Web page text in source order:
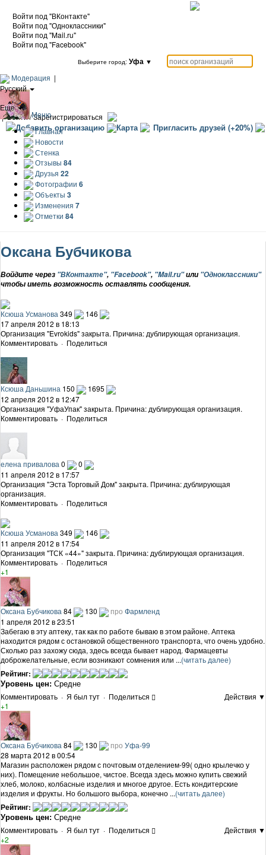
Войти под "ВКонтакте"
Войти под "Одноклассники"
Войти под "Mail.ru"
Войти под "Facebook"
Выберите город: Уфа ▼
Модерация |
Русский
Еще
|Войти / Зарегистрироваться
Добавить организацию Карта Пригласить друзей (+20%)
Меню
Главная
Новости
Стенка
Отзывы 84
Друзья 22
Фотографии 6
Объекты 3
Изменения 7
Отметки 84
Оксана Бубчикова
Войдите через "ВКонтакте", "Facebook", "Mail.ru"или "Одноклассники"
чтобы иметь возможность оставлять сообщения.
Ксюша Усманова 349
146
17 апреля 2012 в 18:13
Организация "Evrokids" закрыта. Причина: дублирующая организация.
Комментировать · Поделиться
Ксюша Даньшина 150
1695
12 апреля 2012 в 12:47
Организация "УфаУпак" закрыта. Причина: дублирующая организация.
Комментировать · Поделиться
елена привалова 0
0
11 апреля 2012 в 17:57
Организация "Эста Торговый Дом" закрыта. Причина: дублирующая
организация.
Комментировать · Поделиться
Ксюша Усманова 349
146
11 апреля 2012 в 17:54
Организация "ТСК «44»" закрыта. Причина: дублирующая организация.
Комментировать · Поделиться
+1
Оксана Бубчикова 84 130 про Фармленд
1 апреля 2012 в 23:51
Забегаю в эту аптеку, так как по работе бываю в этом районе. Аптека
находится рядом с остановкой общественного транспорта, что очень удобно.
Сколько раз захожу сюда, здесь всегда бывает народ. Фармацевты
доброжелательные, если возникают сомнения или ...(читать далее)
Рейтинг:
Уровень цен: Средне
Комментировать · Я был тут · Поделиться
Действия ▼
+1
Оксана Бубчикова 84 130 про Уфа-99
28 марта 2012 в 00:54
Магазин расположен рядом с почтовым отделением-99( одно крылечко у
них). Помещение небольшое, чистое. Всегда здесь можно купить свежий
хлеб, молоко, колбасные изделия и многое другое. Есть кондитерские
изделия и фрукты. Но большого выбора, конечно ...(читать далее)
Рейтинг:
Уровень цен: Средне
Комментировать · Я был тут · Поделиться
Действия ▼
+2